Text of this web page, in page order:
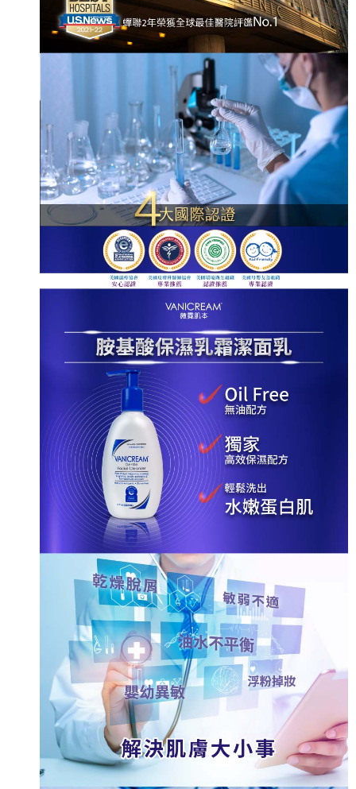
每筆NT$100，滿NT$800(含以上)免運費
黑貓宅配貨到付款(限本島)
每筆NT$120，滿NT$800(含以上)免運費